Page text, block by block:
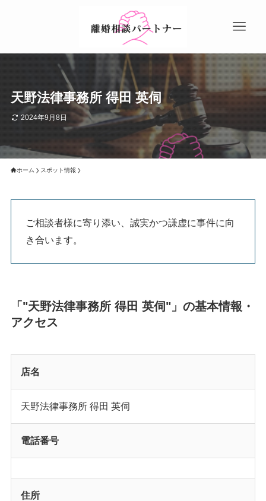
天野法律事務所 得田 英伺
2024年9月8日
ホーム スポット情報
ご相談者様に寄り添い、誠実かつ謙虚に事件に向
き合います。
「"天野法律事務所 得田 英伺"」の基本情報・
アクセス
店名
天野法律事務所 得田 英伺
電話番号
住所